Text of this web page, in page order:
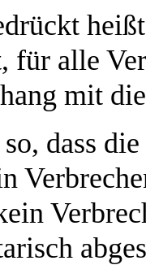
für alle
mit
dass